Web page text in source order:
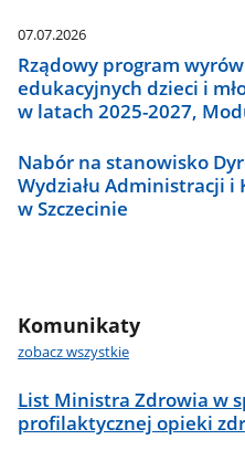
07.07.2026
Rządowy program
edukacyjnych dzieci i
w latach 2025-2027,
Nabór na stanowisko
Wydziału Administracji
w Szczecinie
Komunikaty
zobacz wszystkie
List Ministra Zdrowia w
profilaktycznej opieki